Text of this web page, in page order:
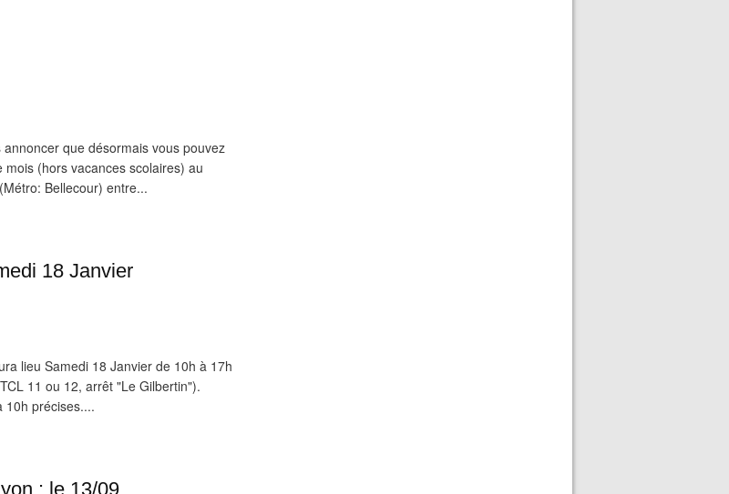
que désormais vous pouvez
(hors vacances scolaires) au
Bellecour) entre...
18 Janvier
lieu Samedi 18 Janvier de 10h à 17h
11 ou 12, arrêt "Le Gilbertin").
10h précises....
: le 13/09